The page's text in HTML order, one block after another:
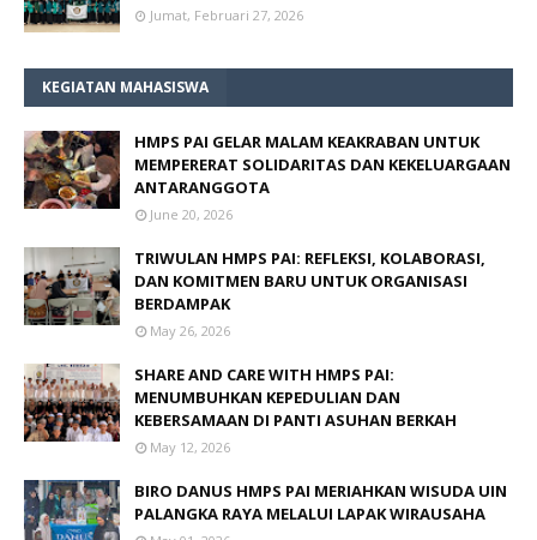
Jumat, Februari 27, 2026
KEGIATAN MAHASISWA
HMPS PAI GELAR MALAM KEAKRABAN UNTUK
MEMPERERAT SOLIDARITAS DAN KEKELUARGAAN
ANTARANGGOTA
June 20, 2026
TRIWULAN HMPS PAI: REFLEKSI, KOLABORASI,
DAN KOMITMEN BARU UNTUK ORGANISASI
BERDAMPAK
May 26, 2026
SHARE AND CARE WITH HMPS PAI:
MENUMBUHKAN KEPEDULIAN DAN
KEBERSAMAAN DI PANTI ASUHAN BERKAH
May 12, 2026
BIRO DANUS HMPS PAI MERIAHKAN WISUDA UIN
PALANGKA RAYA MELALUI LAPAK WIRAUSAHA